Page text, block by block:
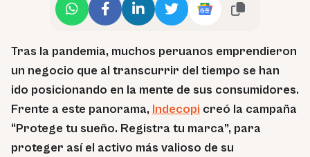
Tras la pandemia, muchos peruanos emprendieron
un negocio que al transcurrir del tiempo se han
ido posicionando en la mente de sus consumidores.
Frente a este panorama, Indecopi creó la campaña
“Protege tu sueño. Registra tu marca”, para
proteger así el activo más valioso de su